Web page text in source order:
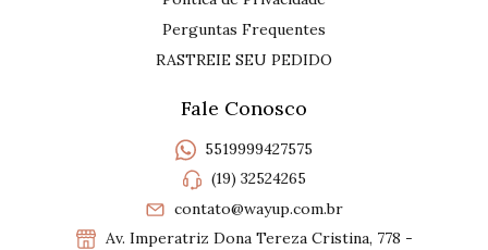
Perguntas Frequentes
RASTREIE SEU PEDIDO
Fale Conosco
5519999427575
(19) 32524265
contato@wayup.com.br
Av. Imperatriz Dona Tereza Cristina, 778 -